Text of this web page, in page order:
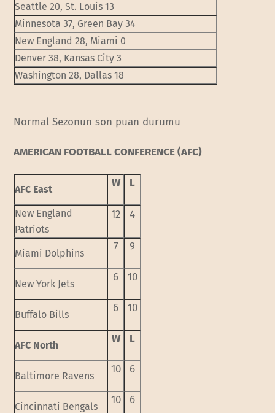
Seattle 20, St. Louis 13
Minnesota 37, Green Bay 34
New England 28, Miami 0
Denver 38, Kansas City 3
Washington 28, Dallas 18
Normal Sezonun son puan durumu
AMERICAN FOOTBALL CONFERENCE (AFC)
AFC East
W L
New England
Patriots
12 4
Miami Dolphins
7 9
New York Jets
6 10
Buffalo Bills
6 10
AFC North
W L
Baltimore Ravens
10 6
Cincinnati Bengals
10 6